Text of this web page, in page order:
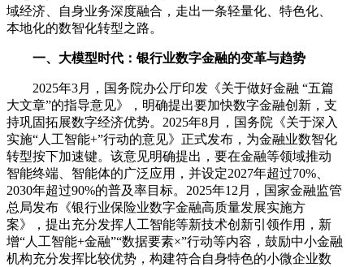
域经济、自身业务深度融合，走出一条轻量化、特色化、
本地化的数智化转型之路。
一、大模型时代：银行业数字金融的变革与趋势
2025年3月，国务院办公厅印发《关于做好金融 “五篇
大文章”的指导意见》，明确提出要加快数字金融创新，支
持巩固拓展数字经济优势。2025年8月，国务院《关于深入
实施“人工智能+”行动的意见》正式发布，为金融业数智化
转型按下加速键。该意见明确提出，要在金融等领域推动
智能终端、智能体的广泛应用，并设定2027年超过70%、
2030年超过90%的普及率目标。2025年12月，国家金融监管
总局发布《银行业保险业数字金融高质量发展实施方
案》，提出充分发挥人工智能等新技术创新引领作用，新
增“人工智能+金融”“数据要素×”行动等内容，鼓励中小金融
机构充分发挥比较优势，构建符合自身特色的小微企业数